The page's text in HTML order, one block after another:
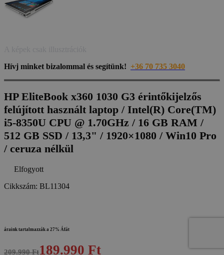
Hívj minket bizalommal és segítünk! +36 70 735 3040
HP EliteBook x360 1030 G3 érintőkijelzős
felújított használt laptop / Intel(R) Core(TM)
i5-8350U CPU @ 1.70GHz / 16 GB RAM /
512 GB SSD / 13,3" / 1920×1080 / Win10 Pro
/ ceruza nélkül
Elfogyott
Cikkszám: BL11304
áraink tartalmazzák a 27% Áfát
209.990 Ft189.990 Ft